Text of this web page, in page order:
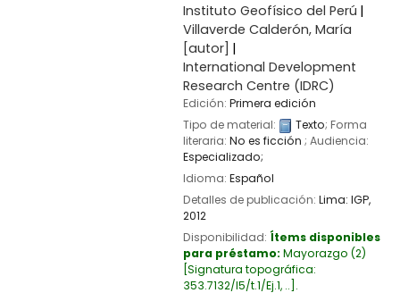
Instituto Geofísico del Perú
Villaverde Calderón, María
[autor]
International Development
Research Centre (IDRC)
Edición: Primera edición
Tipo de material:
Texto; Forma
literaria: No es ficción ; Audiencia:
Especializado;
Idioma: Español
Detalles de publicación: Lima: IGP,
2012
Disponibilidad: Ítems disponibles
para préstamo: Mayorazgo (2)
Signatura topográfica:
353.7132/I5/t.1/Ej.1, .. .